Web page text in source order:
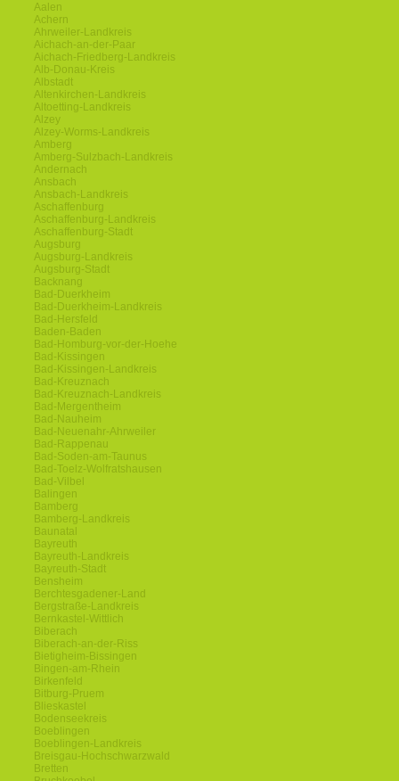
Aalen
Achern
Ahrweiler-Landkreis
Aichach-an-der-Paar
Aichach-Friedberg-Landkreis
Alb-Donau-Kreis
Albstadt
Altenkirchen-Landkreis
Altoetting-Landkreis
Alzey
Alzey-Worms-Landkreis
Amberg
Amberg-Sulzbach-Landkreis
Andernach
Ansbach
Ansbach-Landkreis
Aschaffenburg
Aschaffenburg-Landkreis
Aschaffenburg-Stadt
Augsburg
Augsburg-Landkreis
Augsburg-Stadt
Backnang
Bad-Duerkheim
Bad-Duerkheim-Landkreis
Bad-Hersfeld
Baden-Baden
Bad-Homburg-vor-der-Hoehe
Bad-Kissingen
Bad-Kissingen-Landkreis
Bad-Kreuznach
Bad-Kreuznach-Landkreis
Bad-Mergentheim
Bad-Nauheim
Bad-Neuenahr-Ahrweiler
Bad-Rappenau
Bad-Soden-am-Taunus
Bad-Toelz-Wolfratshausen
Bad-Vilbel
Balingen
Bamberg
Bamberg-Landkreis
Baunatal
Bayreuth
Bayreuth-Landkreis
Bayreuth-Stadt
Bensheim
Berchtesgadener-Land
Bergstraße-Landkreis
Bernkastel-Wittlich
Biberach
Biberach-an-der-Riss
Bietigheim-Bissingen
Bingen-am-Rhein
Birkenfeld
Bitburg-Pruem
Blieskastel
Bodenseekreis
Boeblingen
Boeblingen-Landkreis
Breisgau-Hochschwarzwald
Bretten